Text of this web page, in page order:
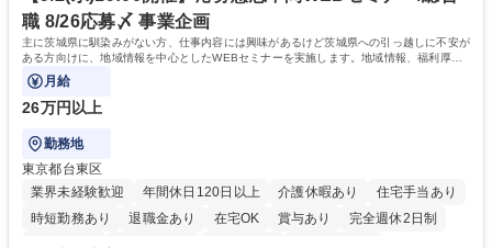
職 8/26応募〆 事業企画
主に茨城県に馴染みがない方、仕事内容には興味があるけど茨城県への引っ越しに不安が
ある方向けに、地域情報を中心としたWEBセミナーを実施します。地域情報、福利厚生
情報等をお伝えします。
月給
26万円以上
勤務地
東京都台東区
業界未経験歓迎
年間休日120日以上 介護休暇あり
住宅手当あり
時短勤務あり
退職金あり 在宅OK 賞与あり
完全週休2日制